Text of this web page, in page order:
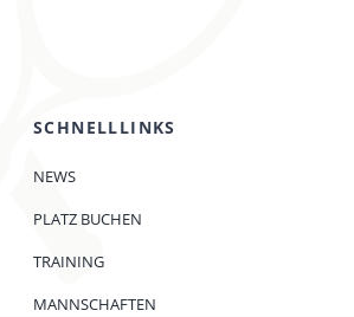
SCHNELLLINKS
NEWS
PLATZ BUCHEN
TRAINING
MANNSCHAFTEN